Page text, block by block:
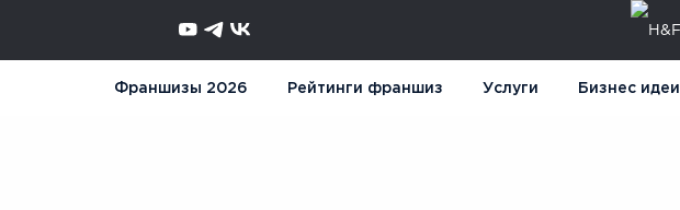
Франшизы 2026 Рейтинги франшиз Услуги Бизнес идеи